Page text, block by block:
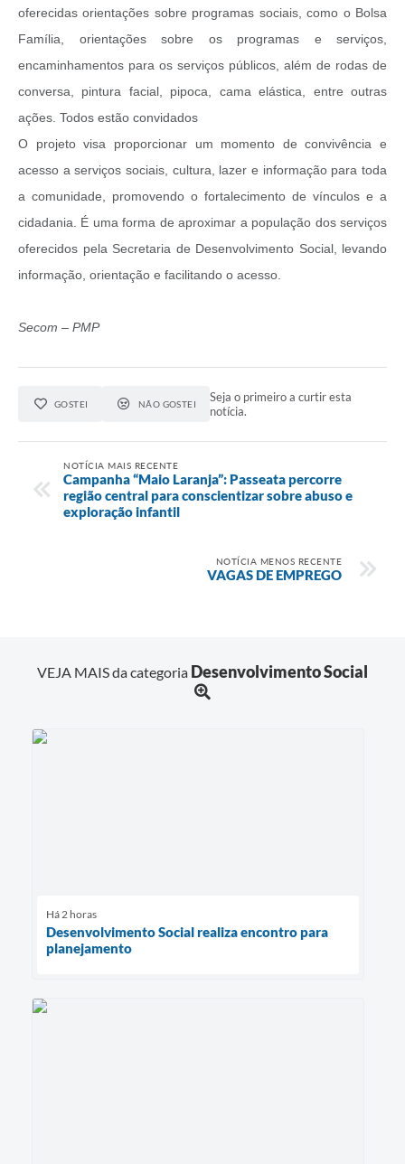
oferecidas orientações sobre programas sociais, como o Bolsa
Família, orientações sobre os programas e serviços,
encaminhamentos para os serviços públicos, além de rodas de
conversa, pintura facial, pipoca, cama elástica, entre outras
ações. Todos estão convidados
O projeto visa proporcionar um momento de convivência e
acesso a serviços sociais, cultura, lazer e informação para toda
a comunidade, promovendo o fortalecimento de vínculos e a
cidadania. É uma forma de aproximar a população dos serviços
oferecidos pela Secretaria de Desenvolvimento Social, levando
informação, orientação e facilitando o acesso.
Secom – PMP
GOSTEI NÃO GOSTEI
Seja o primeiro a curtir esta
notícia.
NOTÍCIA MAIS RECENTE
Campanha “Maio Laranja”: Passeata percorre
região central para conscientizar sobre abuso e
exploração infantil
NOTÍCIA MENOS RECENTE
VAGAS DE EMPREGO
VEJA MAIS da categoria Desenvolvimento Social
Há 2 horas
Desenvolvimento Social realiza encontro para
planejamento